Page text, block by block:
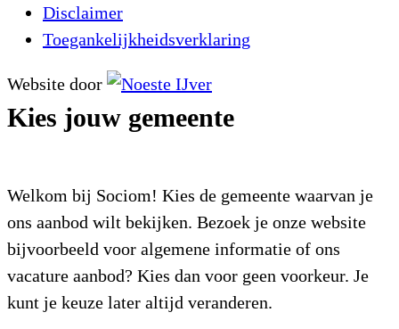
Disclaimer
Toegankelijkheidsverklaring
Website door
Kies jouw gemeente
Welkom bij Sociom! Kies de gemeente waarvan je
ons aanbod wilt bekijken. Bezoek je onze website
bijvoorbeeld voor algemene informatie of ons
vacature aanbod? Kies dan voor geen voorkeur. Je
kunt je keuze later altijd veranderen.